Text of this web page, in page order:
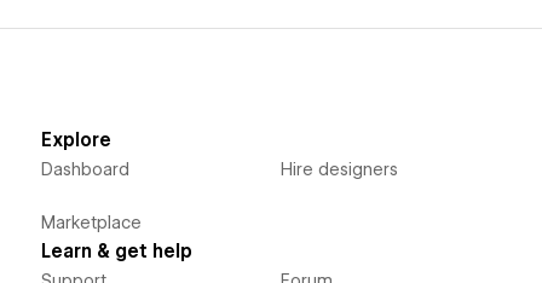
Explore
Dashboard
Marketplace
Hire designers
Learn & get help